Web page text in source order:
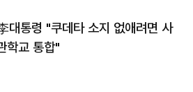
대통령 "쿠데타 소지 없애려면 사
학교 통합"